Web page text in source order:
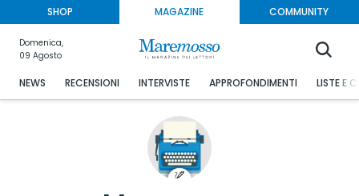
SHOP MAGAZINE COMMUNITY
Domenica,
09 Agosto
NEWS RECENSIONI INTERVISTE APPROFONDIMENTI LISTE E